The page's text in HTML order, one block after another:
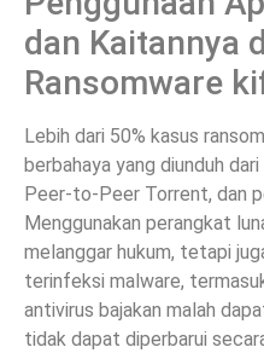
dan Kaitannya
Ransomware
Lebih dari 50% kasus
berbahaya yang diunduh
Peer-to-Peer Torrent, dan
Menggunakan perangkat
melanggar hukum, tetapi
terinfeksi malware,
antivirus bajakan malah
tidak dapat diperbarui